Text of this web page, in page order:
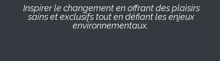
Inspirer le changement en offrant des plaisirs
sains et exclusifs tout en défiant les enjeux
environnementaux.